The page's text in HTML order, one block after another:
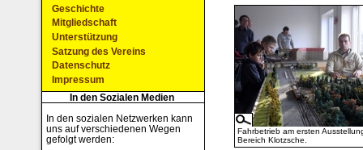
Fahrbetrieb am ersten
Bereich Klotzsche.
Geschichte
Mitgliedschaft
Unterstützung
Satzung des Vereins
Datenschutz
Impressum
In den Sozialen Medien
In den sozialen Netzwerken kann
uns auf verschiedenen Wegen
gefolgt werden: